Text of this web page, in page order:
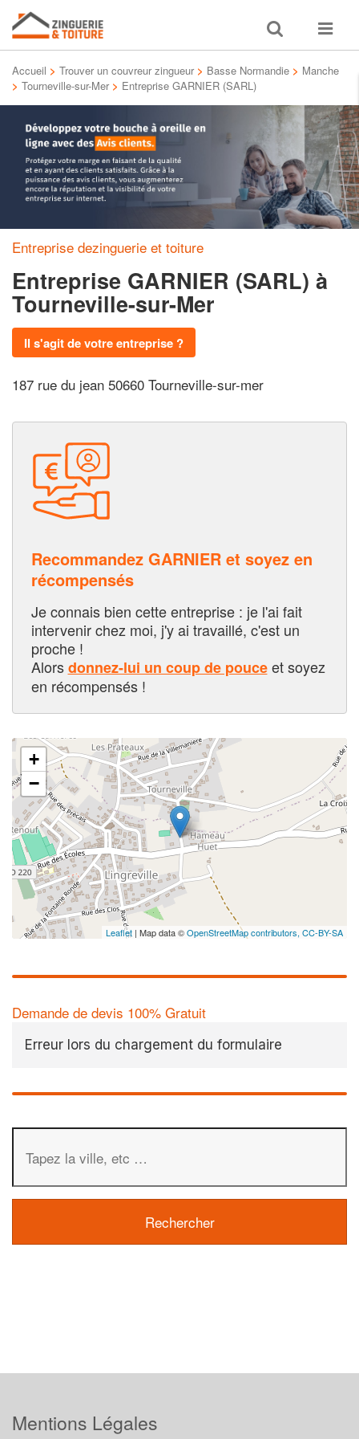
Toggle
search
Toggle
Accueil > Trouver un couvreur zingueur > Basse Normandie > Manche
> Tourneville-sur-Mer > Entreprise GARNIER (SARL)
Entreprise dezinguerie et toiture
Entreprise GARNIER (SARL) à
Tourneville-sur-Mer
Il s'agit de votre entreprise ?
187 rue du jean 50660 Tourneville-sur-mer
Recommandez GARNIER et soyez en
récompensés
Je connais bien cette entreprise : je l'ai fait
intervenir chez moi, j'y ai travaillé, c'est un
proche !
Alorsdonnez-lui un coup de pouceet soyez
en récompensés !
+
−
Leaflet | Map data ©OpenStreetMap contributors, CC-BY-SA
Demande de devis 100% Gratuit
Erreur lors du chargement du formulaire
Mentions Légales